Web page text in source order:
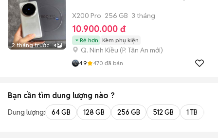
2 tháng trước 4
X200 Pro 256 GB 3 tháng
10.900.000 đ
Rẻ hơn Kèm phụ kiện
Q. Ninh Kiều (P. Tân An mới)
4.9 470 đã bán
Bạn cần tìm dung lượng nào ?
Dung lượng: 64 GB 128 GB 256 GB 512 GB 1 TB